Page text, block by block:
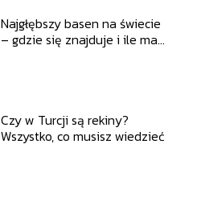
Najgłębszy basen na świecie
– gdzie się znajduje i ile ma
Czy w Turcji są rekiny?
Wszystko, co musisz wiedzieć